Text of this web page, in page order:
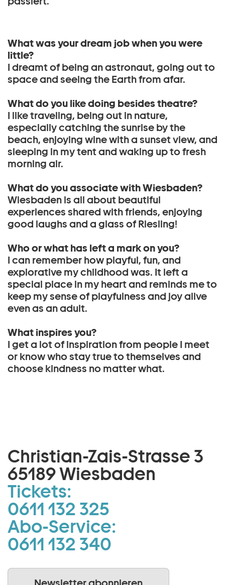
What was your dream job when you were
little?
I dreamt of being an astronaut, going out to
space and seeing the Earth from afar.
What do you like doing besides theatre?
I like traveling, being out in nature,
especially catching the sunrise by the
beach, enjoying wine with a sunset view, and
sleeping in my tent and waking up to fresh
morning air.
What do you associate with Wiesbaden?
Wiesbaden is all about beautiful
experiences shared with friends, enjoying
good laughs and a glass of Riesling!
Who or what has left a mark on you?
I can remember how playful, fun, and
explorative my childhood was. It left a
special place in my heart and reminds me to
keep my sense of playfulness and joy alive
even as an adult.
What inspires you?
I get a lot of inspiration from people I meet
or know who stay true to themselves and
choose kindness no matter what.
Christian-Zais-Strasse 3
65189 Wiesbaden
Tickets:
0611 132 325
Abo-Service:
0611 132 340